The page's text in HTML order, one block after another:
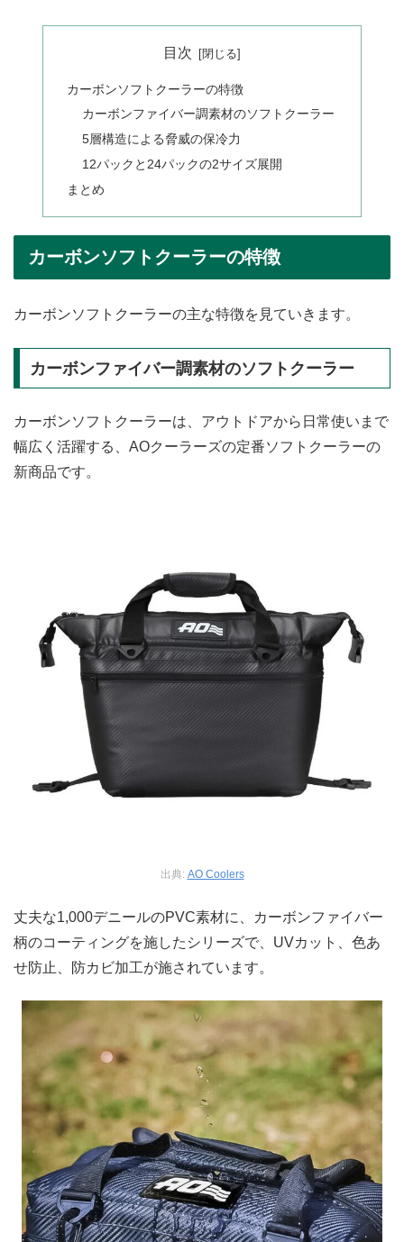
目次
カーボンソフトクーラーの特徴
カーボンファイバー調素材のソフトクーラー
5層構造による脅威の保冷力
12パックと24パックの2サイズ展開
まとめ
カーボンソフトクーラーの特徴
カーボンソフトクーラーの主な特徴を見ていきます。
カーボンファイバー調素材のソフトクーラー
カーボンソフトクーラーは、アウトドアから日常使いまで
幅広く活躍する、AOクーラーズの定番ソフトクーラーの
新商品です。
出典: AO Coolers
丈夫な1,000デニールのPVC素材に、カーボンファイバー
柄のコーティングを施したシリーズで、UVカット、色あ
せ防止、防カビ加工が施されています。